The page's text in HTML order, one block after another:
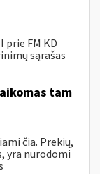
prie FM KD
sąrašas
tam
čia. Prekių,
yra nurodomi